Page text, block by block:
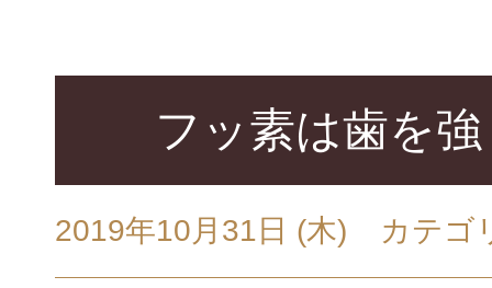
フッ素は歯を
2019年10月31日 (木) カテゴ